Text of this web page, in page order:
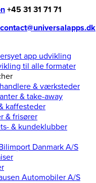
+45 31 31 71 71
contact@universalapps.dk
app udvikling
til alle formater
& værksteder
& take-away
kaffesteder
& frisører
& kundeklubber
Danmark A/S
Automobiler A/S